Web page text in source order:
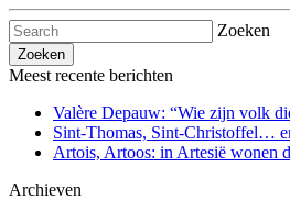
Zoeken
Meest recente berichten
Valère Depauw: “Wie zijn volk
Sint-Thomas, Sint-Christoffel…
Artois, Artoos: in Artesië wonen
Archieven